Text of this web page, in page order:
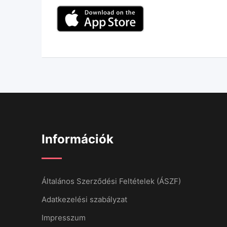
Információk
Általános Szerződési Feltételek (ÁSZF)
Adatkezelési szabályzat
Impresszum